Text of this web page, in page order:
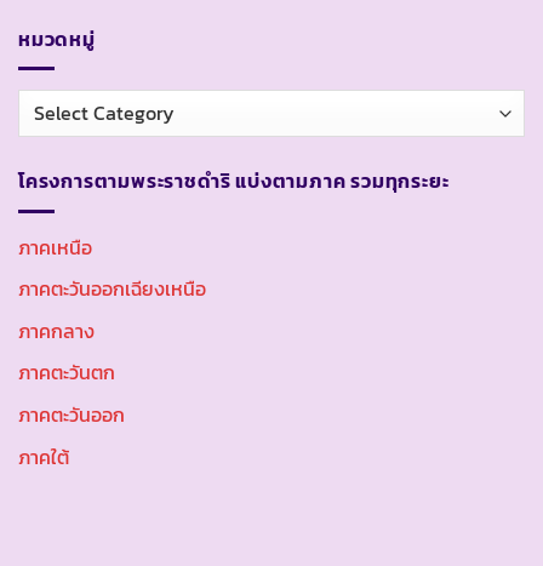
หมวดหมู่
หมวด
หมู่
โครงการตามพระราชดำริ แบ่งตามภาค รวมทุกระยะ
ภาคเหนือ
ภาคตะวันออกเฉียงเหนือ
ภาคกลาง
ภาคตะวันตก
ภาคตะวันออก
ภาคใต้